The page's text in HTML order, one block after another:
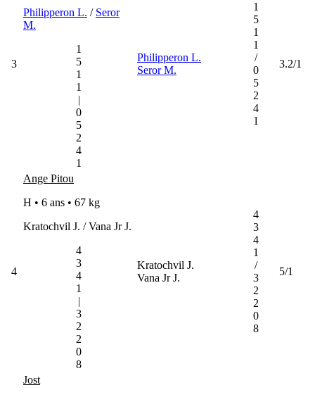
3
Philipperon L. / Seror
M.
1
5
1
1
|
0
5
2
4
1
Philipperon L.
Seror M.
1
5
1
1
/
0
5
2
4
1
3.2/1
4
Ange Pitou
H • 6 ans • 67 kg
Kratochvil J. / Vana Jr J.
4
3
4
1
|
3
2
2
0
8
Kratochvil J.
Vana Jr J.
4
3
4
1
/
3
2
2
0
8
5/1
Jost